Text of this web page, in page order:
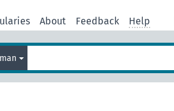
About Feedback Help